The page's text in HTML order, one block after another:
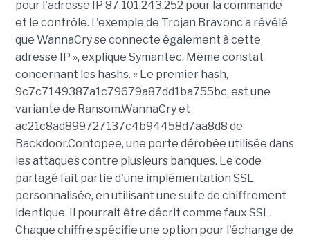
pour l'adresse IP 87.101.243.252 pour la commande
et le contrôle. L'exemple de Trojan.Bravonc a révélé
que WannaCry se connecte également à cette
adresse IP », explique Symantec. Même constat
concernant les hashs. « Le premier hash,
9c7c7149387a1c79679a87dd1ba755bc, est une
variante de Ransom.WannaCry et
ac21c8ad899727137c4b94458d7aa8d8 de
Backdoor.Contopee, une porte dérobée utilisée dans
les attaques contre plusieurs banques. Le code
partagé fait partie d'une implémentation SSL
personnalisée, en utilisant une suite de chiffrement
identique. Il pourrait être décrit comme faux SSL.
Chaque chiffre spécifie une option pour l'échange de